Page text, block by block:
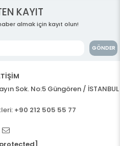
KAYIT
almak için kayıt olun!
GÖNDER
Sok. No:5 Güngören / İSTANBUL
+90 212 505 55 77